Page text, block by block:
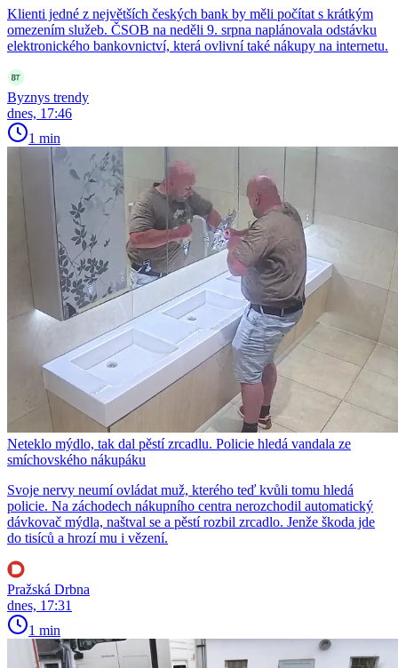
Klienti jedné z největších českých bank by měli počítat s krátkým
omezením služeb. ČSOB na neděli 9. srpna naplánovala odstávku
elektronického bankovnictví, která ovlivní také nákupy na internetu.
Byznys trendy
dnes, 17:46
1 min
Neteklo mýdlo, tak dal pěstí zrcadlu. Policie hledá vandala ze
smíchovského nákupáku
Svoje nervy neumí ovládat muž, kterého teď kvůli tomu hledá
policie. Na záchodech nákupního centra nerozchodil automatický
dávkovač mýdla, naštval se a pěstí rozbil zrcadlo. Jenže škoda jde
do tisíců a hrozí mu i vězení.
Pražská Drbna
dnes, 17:31
1 min